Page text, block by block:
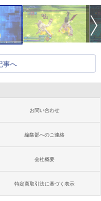
事へ
お問い合わせ
編集部へのご連絡
会社概要
特定商取引法に基づく表示